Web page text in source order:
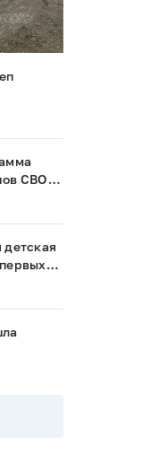
СВО и